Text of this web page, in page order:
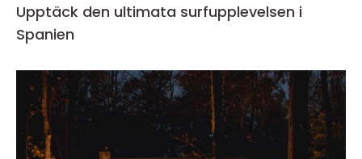
Upptäck den ultimata surfupplevelsen i
Spanien